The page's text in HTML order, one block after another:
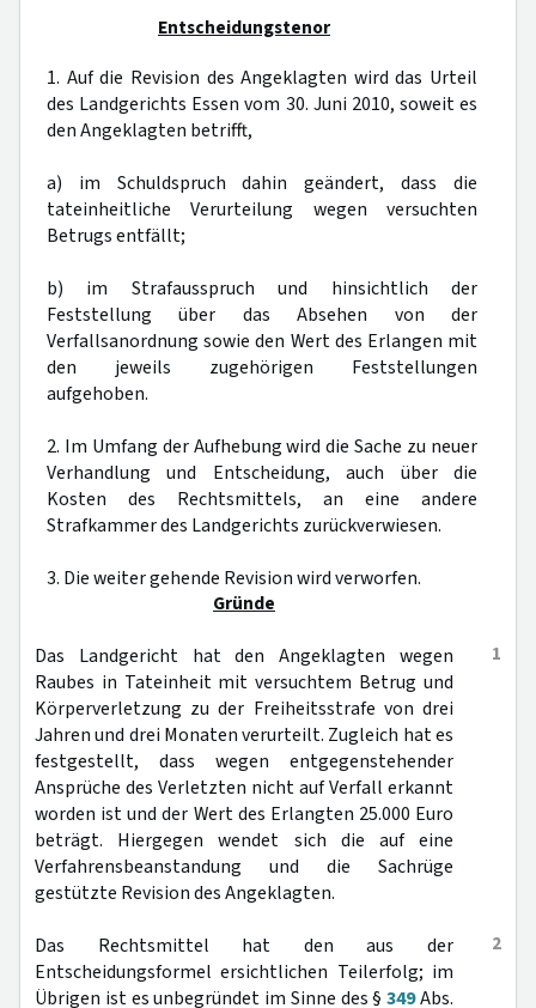
Entscheidungstenor
1. Auf die Revision des Angeklagten wird das Urteil
des Landgerichts Essen vom 30. Juni 2010, soweit es
den Angeklagten betrifft,
a) im Schuldspruch dahin geändert, dass die
tateinheitliche Verurteilung wegen versuchten
Betrugs entfällt;
b) im Strafausspruch und hinsichtlich der
Feststellung über das Absehen von der
Verfallsanordnung sowie den Wert des Erlangen mit
den jeweils zugehörigen Feststellungen
aufgehoben.
2. Im Umfang der Aufhebung wird die Sache zu neuer
Verhandlung und Entscheidung, auch über die
Kosten des Rechtsmittels, an eine andere
Strafkammer des Landgerichts zurückverwiesen.
3. Die weiter gehende Revision wird verworfen.
Gründe
1
Das Landgericht hat den Angeklagten wegen
Raubes in Tateinheit mit versuchtem Betrug und
Körperverletzung zu der Freiheitsstrafe von drei
Jahren und drei Monaten verurteilt. Zugleich hat es
festgestellt, dass wegen entgegenstehender
Ansprüche des Verletzten nicht auf Verfall erkannt
worden ist und der Wert des Erlangten 25.000 Euro
beträgt. Hiergegen wendet sich die auf eine
Verfahrensbeanstandung und die Sachrüge
gestützte Revision des Angeklagten.
2
Das Rechtsmittel hat den aus der
Entscheidungsformel ersichtlichen Teilerfolg; im
Übrigen ist es unbegründet im Sinne des §349Abs.